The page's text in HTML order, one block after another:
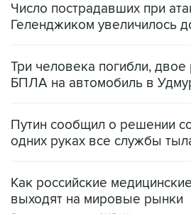
Три человека погибли, двое
Путин сообщил о решении
Как российские
Социальная реклама, АНО «Национальные
ИНН 7725383515 Erid: